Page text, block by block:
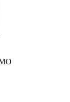
МО